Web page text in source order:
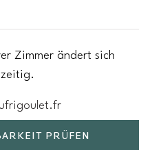
Zimmer ändert sich
PRÜFEN